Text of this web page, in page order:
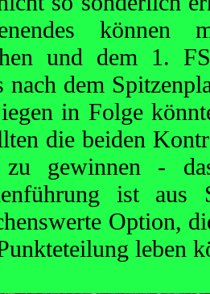
können
und dem 1.
nach dem
in Folge
die beiden
zu gewinnen -
ist
Option,
leben